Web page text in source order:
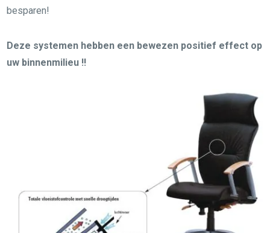
besparen!
Deze systemen hebben een bewezen positief effect op
uw binnenmilieu !!